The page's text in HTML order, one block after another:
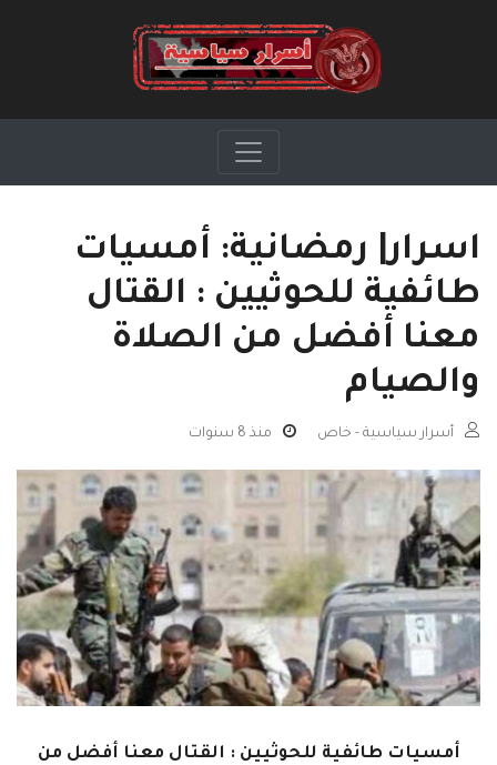
اسرار| رمضانية: أمسيات
طائفية للحوثيين : القتال
معنا أفضل من الصلاة
والصيام
أسرار سياسية - خاص منذ 8 سنوات
أمسيات طائفية للحوثيين : القتال معنا أفضل من